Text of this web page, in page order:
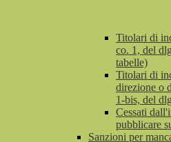
Titolari di
co. 1, del
tabelle)
Titolari di
direzione o
1-bis, del
Cessati
pubblicare
Sanzioni per